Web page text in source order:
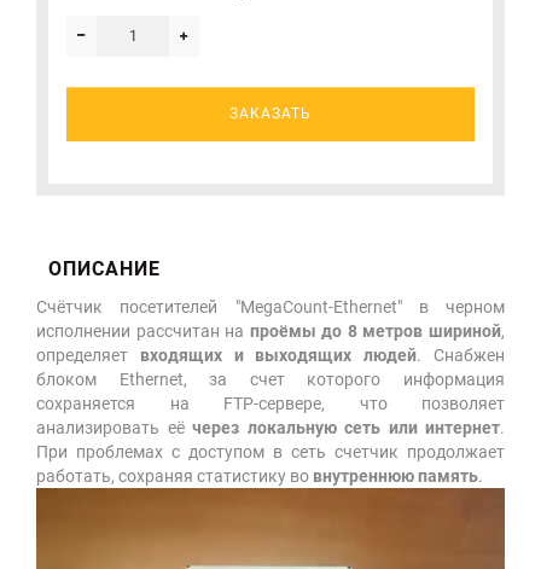
ЗАКАЗАТЬ
ОПИСАНИЕ
Счётчик посетителей "MegaCount-Ethernet" в черном
исполнении рассчитан на проёмы до 8 метров шириной,
определяет входящих и выходящих людей. Снабжен
блоком Ethernet, за счет которого информация
сохраняется на FTP-сервере, что позволяет
анализировать её через локальную сеть или интернет.
При проблемах с доступом в сеть счетчик продолжает
работать, сохраняя статистику во внутреннюю память.